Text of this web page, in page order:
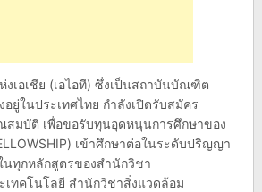
งเอเชีย (เอไอที) ซึ่งเป็นสถาบันบัณฑิต
ยู่ในประเทศไทย กำลังเปิดรับสมัคร
มบัติ เพื่อขอรับทุนอุดหนุนการศึกษาของ
เข้าศึกษาต่อในระดับปริญญา
ทุกหลักสูตรของสำนักวิชา
เทคโนโลยี สำนักวิชาสิ่งแวดล้อม